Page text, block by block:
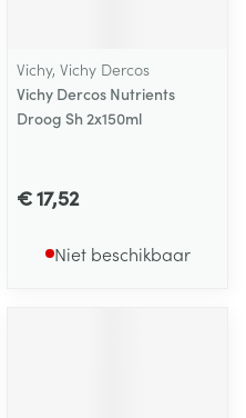
Vichy, Vichy Dercos
Vichy Dercos Nutrients
Droog Sh 2x150ml
€ 17,52
Niet beschikbaar